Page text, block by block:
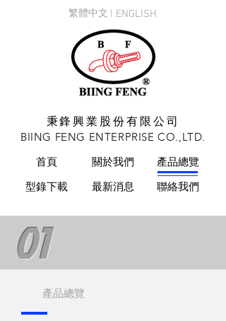
繁體中文 | ENGLISH
秉鋒興業股份有限公司
BIING FENG ENTERPRISE CO.,LTD.
首頁
型錄下載
關於我們
最新消息
產品總覽
聯絡我們
01
產品總覽